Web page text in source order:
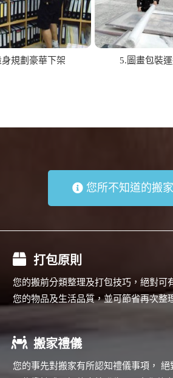
小家庭細心搬遷 10.各式物品
您所不知道的搬
打包原則
您的搬前分類整理及打包技巧，絕對可
您的物品及生活品質，並可節省再次整
搬家禮儀
您的事先對搬家有所認知禮儀事項， 絕